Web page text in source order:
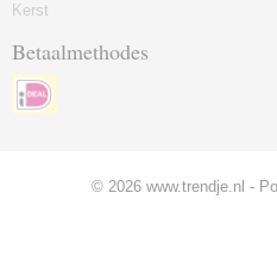
Kerst
Betaalmethodes
© 2026 www.trendje.nl -